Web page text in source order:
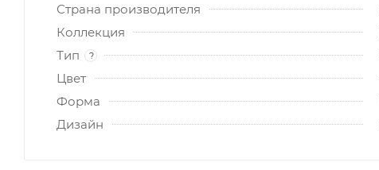
Страна производителя
Коллекция
Тип
?
Цвет
Форма
Дизайн